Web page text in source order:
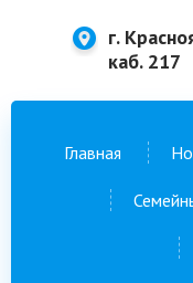
г.
каб. 217
Главная